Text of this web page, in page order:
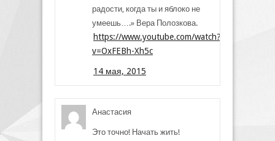
радости, когда ты и яблоко не
умеешь….» Вера Полозкова.
https://www.youtube.com/watch?
v=OxFEBh-Xh5c
14 мая, 2015
Анастасия
Это точно! Начать жить!